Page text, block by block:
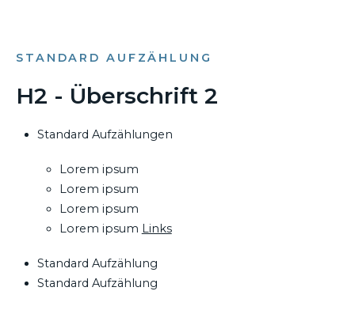
STANDARD AUFZÄHLUNG
H2 - Überschrift 2
Standard Aufzählungen
Lorem ipsum
Lorem ipsum
Lorem ipsum
Lorem ipsum Links
Standard Aufzählung
Standard Aufzählung